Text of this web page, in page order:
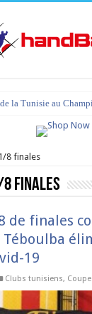
la Tunisie au
8 finales
8 finales
de finales
Téboulba
19
Clubs tunisiens,